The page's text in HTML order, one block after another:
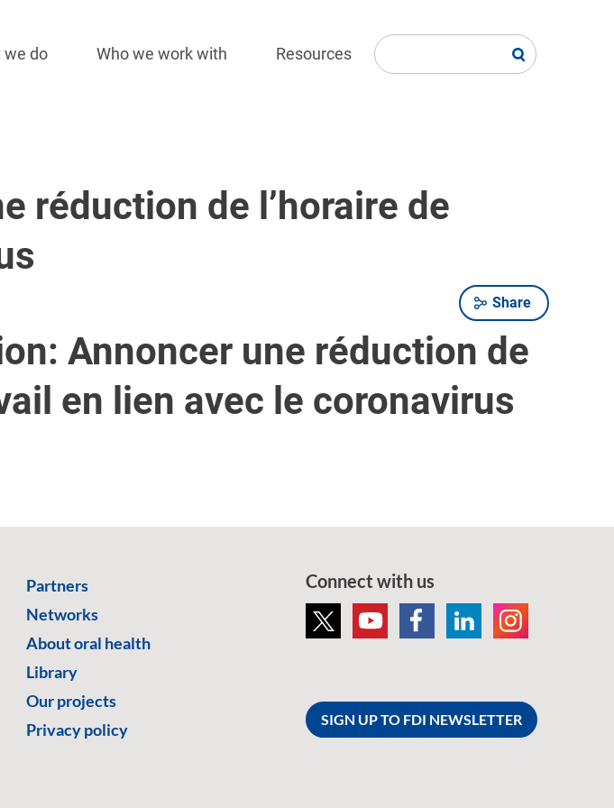
we do Who we work with Resources
réduction de l’horaire de
Share
Annoncer une réduction de
en lien avec le coronavirus
Partners
Networks
About oral health
Library
Our projects
Privacy policy
Connect with us
SIGN UP TO FDI NEWSLETTER